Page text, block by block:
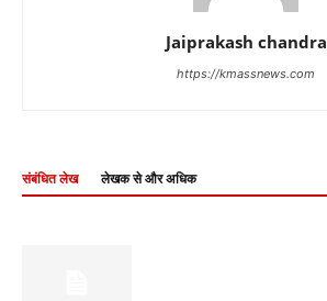
Jaiprakash chandra
https://kmassnews.com
संबंधित लेख लेखक से और अधिक